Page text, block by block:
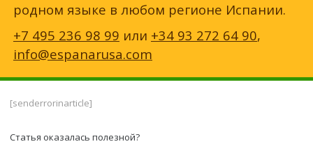
родном языке в любом регионе Испании.
+7 495 236 98 99 или +34 93 272 64 90,
info@espanarusa.com
[senderrorinarticle]
Статья оказалась полезной?